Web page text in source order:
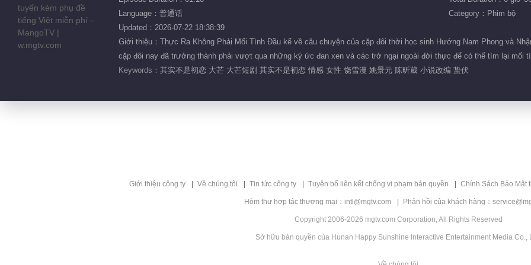
Language：普通话
Category：Phim bộ
Updated：2026-07-22 18:38:39
Giới thiệu：Thực Ra Không Phải Mối Tình Đầu kể về câu chuyện của cặp đôi thời học sinh Hướng Nam Phong và
cặp đôi nay đã trưởng thành phải vượt qua những ký ức đan xen và các trở ngại ngoài đời thực để có thể tìm lại mối
Keywords： 其实不是初恋 大芒 大芒短剧 其实不是初恋 情感 女性 饶雪漫 姚景元 陈昕葳 小说改编 蛰伏
Giới thiệu công ty Về chúng tôi Tin tức công ty Tuyên bố liên kết chống vi phạm bản quyền Chính Sách Bảo Mật
Hòm thư hợp tác thương mại：intl@mgtv.com Phản hồi của khách hàng：
Copyright 2006-2026 mgtv.com Corporation, All Rights Reserved
Sở hữu bản quyền của Hunan Happy Sunshine Interactive Entertainment Media Co.,